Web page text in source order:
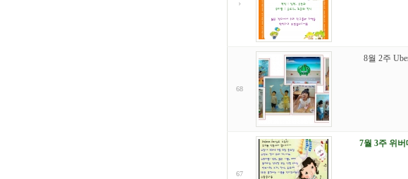
68
8월 2주
67
7월 3주 위